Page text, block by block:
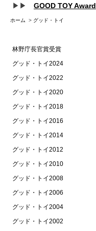
▶▶ GOOD TOY Award
ホーム > グッド・トイ
林野庁長官賞受賞
グッド・トイ2024
グッド・トイ2022
グッド・トイ2020
グッド・トイ2018
グッド・トイ2016
グッド・トイ2014
グッド・トイ2012
グッド・トイ2010
グッド・トイ2008
グッド・トイ2006
グッド・トイ2004
グッド・トイ2002